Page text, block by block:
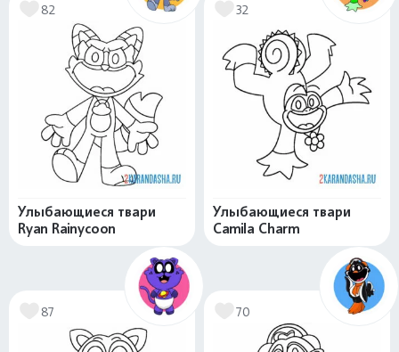
82
Улыбающиеся твари
Ryan Rainycoon
32
Улыбающиеся твари
Camila Charm
87 70